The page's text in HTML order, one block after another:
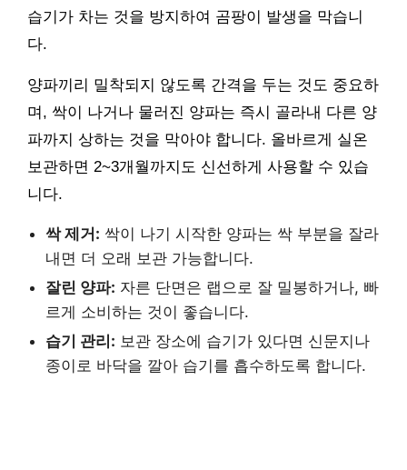
습기가 차는 것을 방지하여 곰팡이 발생을 막습니
다.
양파끼리 밀착되지 않도록 간격을 두는 것도 중요하
며, 싹이 나거나 물러진 양파는 즉시 골라내 다른 양
파까지 상하는 것을 막아야 합니다. 올바르게 실온
보관하면 2~3개월까지도 신선하게 사용할 수 있습
니다.
싹 제거: 싹이 나기 시작한 양파는 싹 부분을 잘라
내면 더 오래 보관 가능합니다.
잘린 양파: 자른 단면은 랩으로 잘 밀봉하거나, 빠
르게 소비하는 것이 좋습니다.
습기 관리: 보관 장소에 습기가 있다면 신문지나
종이로 바닥을 깔아 습기를 흡수하도록 합니다.